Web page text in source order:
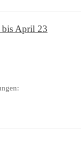
April 23